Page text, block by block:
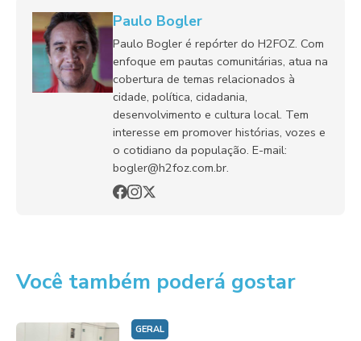
Paulo Bogler
Paulo Bogler é repórter do H2FOZ. Com
enfoque em pautas comunitárias, atua na
cobertura de temas relacionados à
cidade, política, cidadania,
desenvolvimento e cultura local. Tem
interesse em promover histórias, vozes e
o cotidiano da população. E-mail:
bogler@h2foz.com.br.
Você também poderá gostar
GERAL